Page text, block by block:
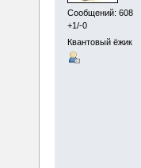
Сообщений: 608
+1/-0
Квантовый ёжик